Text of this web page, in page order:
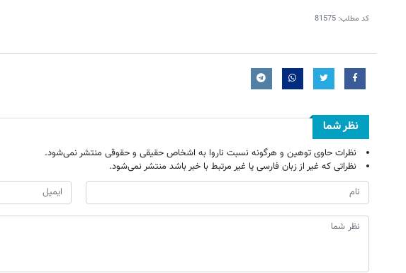
کد مطلب: 81575
نظر شما
نظرات حاوی توهین و هرگونه نسبت ناروا به اشخاص حقیقی و حقوقی منتشر نمی‌شود.
نظراتی که غیر از زبان فارسی یا غیر مرتبط با خبر باشد منتشر نمی‌شود.